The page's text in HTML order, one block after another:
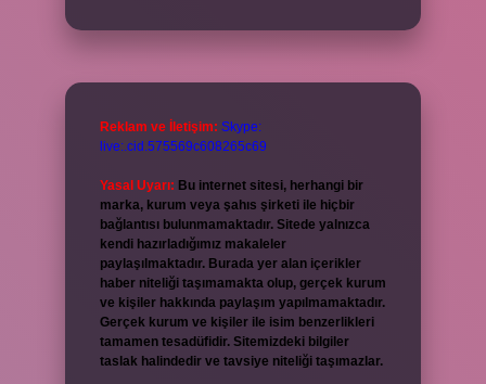
Reklam ve İletişim: Skype:
live:.cid.575569c608265c69
Yasal Uyarı: Bu internet sitesi, herhangi bir
marka, kurum veya şahıs şirketi ile hiçbir
bağlantısı bulunmamaktadır. Sitede yalnızca
kendi hazırladığımız makaleler
paylaşılmaktadır. Burada yer alan içerikler
haber niteliği taşımamakta olup, gerçek kurum
ve kişiler hakkında paylaşım yapılmamaktadır.
Gerçek kurum ve kişiler ile isim benzerlikleri
tamamen tesadüfidir. Sitemizdeki bilgiler
taslak halindedir ve tavsiye niteliği taşımazlar.